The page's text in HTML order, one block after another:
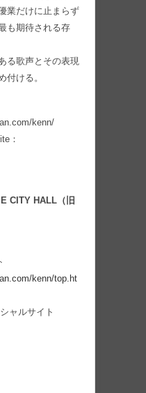
業だけに止まらず
も期待される存
る歌声とその表現
付ける。
kenn/
：
CITY HALL（旧
kenn/top.ht
ャルサイト